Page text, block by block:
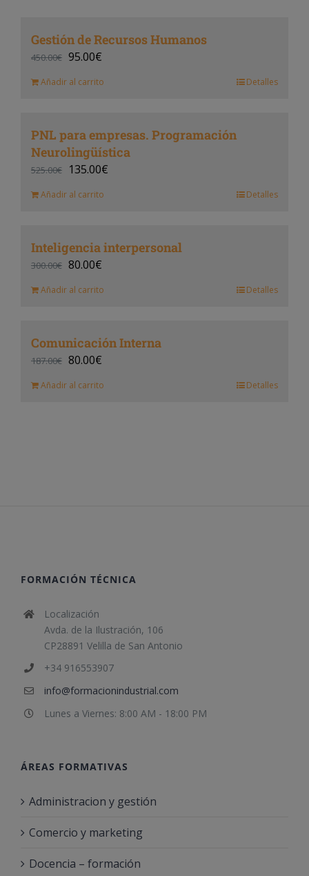
Gestión de Recursos Humanos
450.00€ 95.00€
Añadir al carrito Detalles
PNL para empresas. Programación
Neurolingüística
525.00€ 135.00€
Añadir al carrito Detalles
Inteligencia interpersonal
300.00€ 80.00€
Añadir al carrito Detalles
Comunicación Interna
187.00€ 80.00€
Añadir al carrito Detalles
FORMACIÓN TÉCNICA
Localización
Avda. de la Ilustración, 106
CP28891 Velilla de San Antonio
+34 916553907
info@formacionindustrial.com
Lunes a Viernes: 8:00 AM - 18:00 PM
ÁREAS FORMATIVAS
Administracion y gestión
Comercio y marketing
Docencia – formación